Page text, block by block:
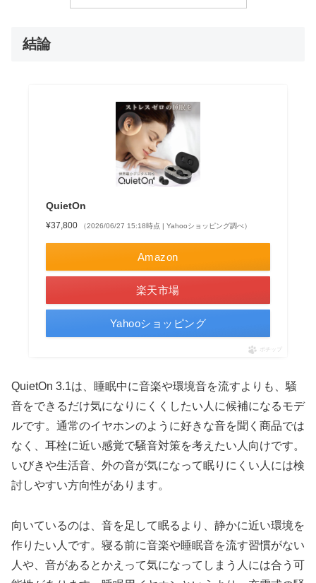
結論
QuietOn
¥37,800 （2026/06/27 15:18時点 | Yahooショッピング調べ）
Amazon
楽天市場
Yahooショッピング
ポチップ
QuietOn 3.1は、睡眠中に音楽や環境音を流すよりも、騒
音をできるだけ気になりにくくしたい人に候補になるモデ
ルです。通常のイヤホンのように好きな音を聞く商品では
なく、耳栓に近い感覚で騒音対策を考えたい人向けです。
いびきや生活音、外の音が気になって眠りにくい人には検
討しやすい方向性があります。
向いているのは、音を足して眠るより、静かに近い環境を
作りたい人です。寝る前に音楽や睡眠音を流す習慣がない
人や、音があるとかえって気になってしまう人には合う可